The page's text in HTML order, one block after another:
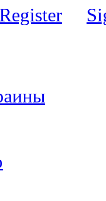
Register